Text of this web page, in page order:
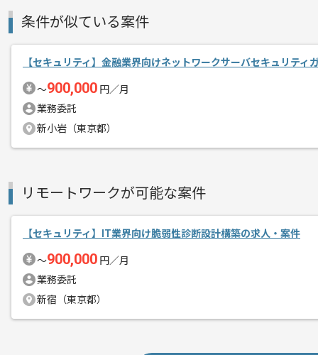
条件が似ている案件
【セキュリティ】金融業界向けネットワークサーバセキュリティ
〜900,000 円／月
業務委託
新小岩（東京都）
リモートワークが可能な案件
【セキュリティ】IT業界向け脆弱性診断設計構築の求人・案件
〜900,000 円／月
業務委託
新宿（東京都）